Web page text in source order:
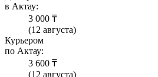
в Актау:
3 000 ₸
(12 августа)
Курьером
по Актау:
3 600 ₸
(12 августа)